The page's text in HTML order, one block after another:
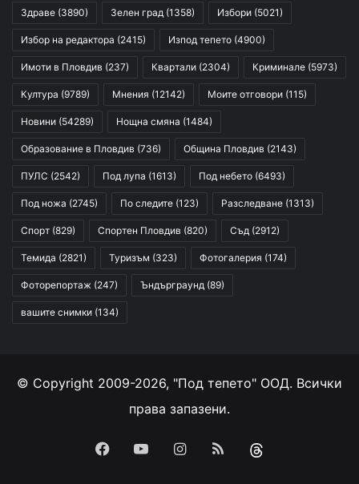
Здраве (3890) Зелен град (1358) Избори (5021)
Избор на редактора (2415) Изпод тепето (4900)
Имоти в Пловдив (237) Квартали (2304) Криминале (5973)
Култура (9789) Мнения (12142) Моите отговори (115)
Новини (54289) Нощна смяна (1484)
Образование в Пловдив (736) Община Пловдив (2143)
ПУЛС (2542) Под лупа (1613) Под небето (6493)
Под ножа (2745) По следите (123) Разследване (1313)
Спорт (829) Спортен Пловдив (820) Съд (2912)
Темида (2821) Туризъм (323) Фотогалерия (174)
Фоторепортаж (247) Ъндърграунд (89)
вашите снимки (134)
© Copyright 2009-2026, "Под тепето" ООД. Всички
права запазени.
Facebook
YouTubeInstagram
RSS